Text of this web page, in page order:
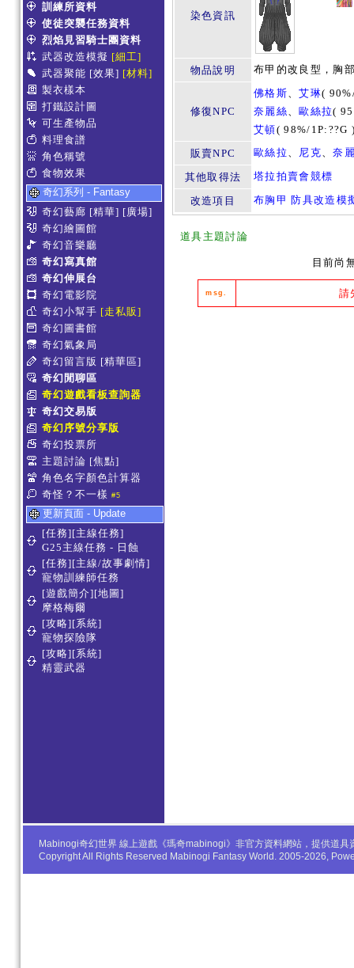
訓練所資料
使徒突襲任務資料
烈焰見習騎士團資料
武器改造模擬 [細工]
武器聚能 [效果] [材料]
製衣樣本
打鐵設計圖
可生產物品
料理食譜
角色稱號
食物效果
奇幻系列 - Fantasy
奇幻藝廊 [精華] [廣場]
奇幻繪圖館
奇幻音樂廳
奇幻寫真館
奇幻伸展台
奇幻電影院
奇幻小幫手 [走私販]
奇幻圖書館
奇幻氣象局
奇幻留言版 [精華區]
奇幻閒聊區
奇幻遊戲看板查詢器
奇幻交易版
奇幻序號分享版
奇幻投票所
主題討論 [焦點]
角色名字顏色計算器
奇怪？不一樣 #5
更新頁面 - Update
[任務][主線任務]
G25主線任務 - 日蝕
[任務][主線/故事劇情]
寵物訓練師任務
[遊戲簡介][地圖]
摩格梅爾
[攻略][系統]
寵物探險隊
[攻略][系統]
精靈武器
染色資訊
物品說明 布甲的改良型，胸
修復NPC
佛格斯、艾琳(
奈麗絲、歐絲拉(
艾頓(98%/1P:??G
販賣NPC
歐絲拉、 尼克、奈
其他取得法 塔拉拍賣會競標
改造項目 布胸甲 防具改造模
道具主題討論
目前尚
msg. 請
Mabinogi奇幻世界 線上遊戲《瑪奇mabinogi》非官方資料網站，提供道
Copyright All Rights Reserved Mabinogi Fantasy World. 2005-2026,